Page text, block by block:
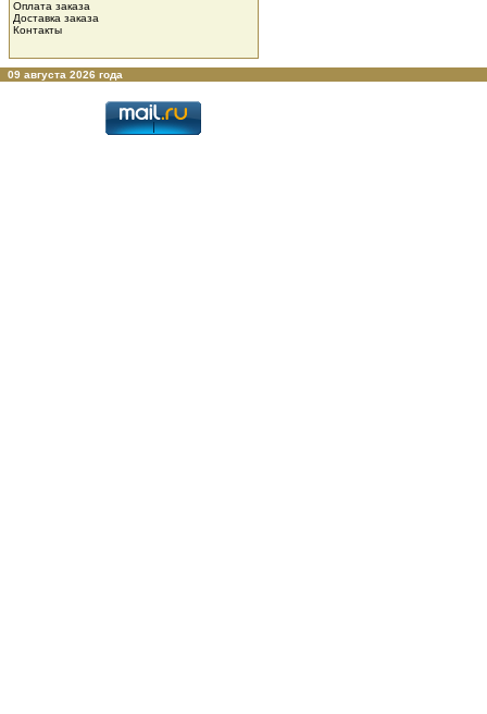
Оплата заказа
Доставка заказа
Контакты
09 августа 2026 года